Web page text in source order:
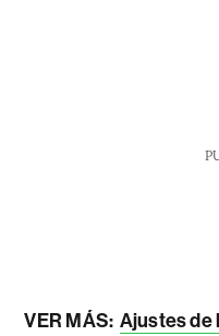
VER MÁS: Ajustes de